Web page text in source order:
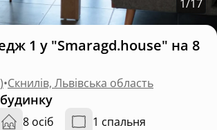
1/17
1 у "Smaragd.house" на 8
)•Скнилів, Львівська область
8 осіб
1 спальня